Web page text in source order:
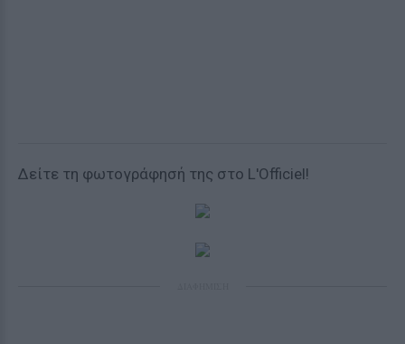
Δείτε τη φωτογράφησή της στο L'Officiel!